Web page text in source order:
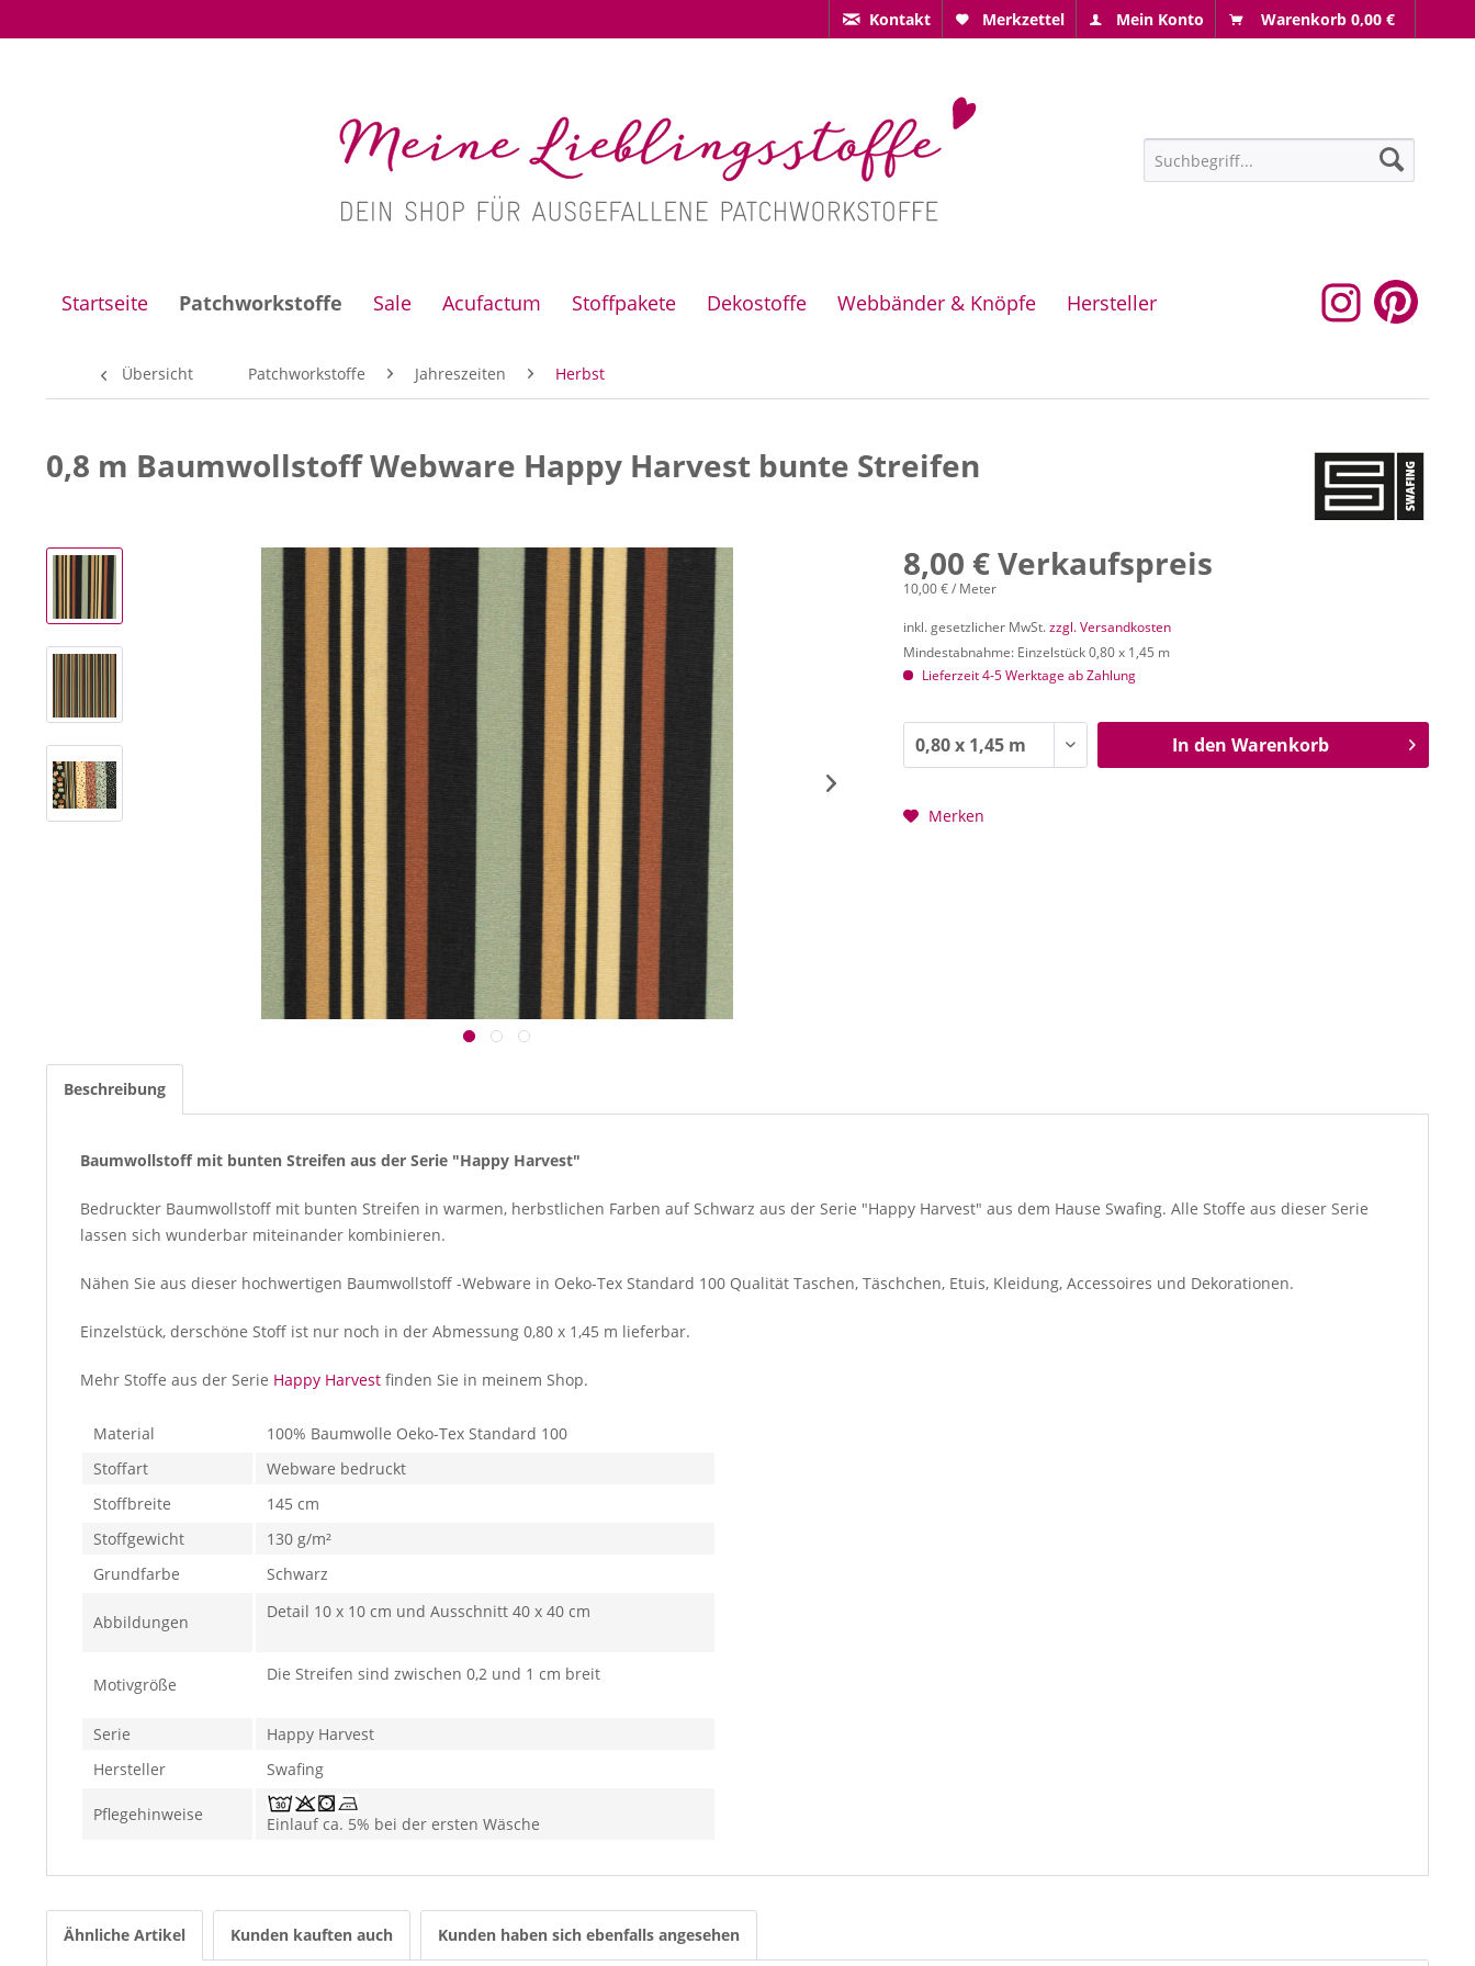
Kontakt Merkzettel Mein Konto Warenkorb 0,00 €
Startseite Patchworkstoffe Sale Acufactum Stoffpakete Dekostoffe Webbänder & Knöpfe Hersteller
Übersicht Patchworkstoffe Jahreszeiten Herbst
0,8 m Baumwollstoff Webware Happy Harvest bunte Streifen
8,00 € Verkaufspreis
10,00 € / Meter
inkl. gesetzlicher MwSt.zzgl. Versandkosten
Mindestabnahme: Einzelstück 0,80 x 1,45 m
Lieferzeit 4-5 Werktage ab Zahlung
In den Warenkorb
Merken
Beschreibung
Baumwollstoff mit bunten Streifen aus der Serie "Happy Harvest"
Bedruckter Baumwollstoff mit bunten Streifen in warmen, herbstlichen Farben auf Schwarz aus der Serie "Happy Harvest" aus dem Hause Swafing. Alle Stoffe aus dieser Serie
lassen sich wunderbar miteinander kombinieren.
Nähen Sie aus dieser hochwertigen Baumwollstoff -Webware in Oeko-Tex Standard 100 Qualität Taschen, Täschchen, Etuis, Kleidung, Accessoires und Dekorationen.
Einzelstück, derschöne Stoff ist nur noch in der Abmessung 0,80 x 1,45 m lieferbar.
Mehr Stoffe aus der Serie Happy Harvest finden Sie in meinem Shop.
Material
100% Baumwolle Oeko-Tex Standard 100
Stoffart
Webware bedruckt
Stoffbreite
145 cm
Stoffgewicht
130 g/m²
Grundfarbe
Schwarz
Abbildungen
Detail 10 x 10 cm und Ausschnitt 40 x 40 cm
Motivgröße
Die Streifen sind zwischen 0,2 und 1 cm breit
Serie
Happy Harvest
Hersteller
Swafing
Pflegehinweise Einlauf ca. 5% bei der ersten Wäsche
Ähnliche Artikel Kunden kauften auch Kunden haben sich ebenfalls angesehen